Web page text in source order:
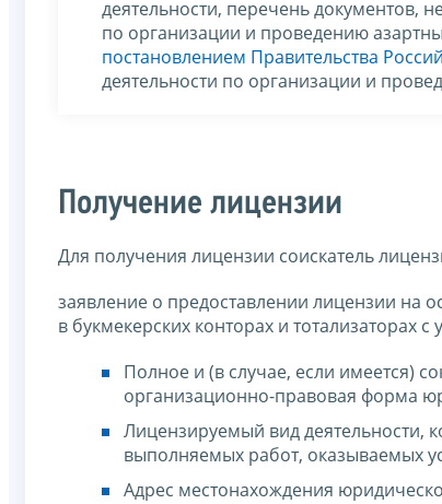
деятельности, перечень документов,
по организации и проведению
постановлением Правительства
деятельности по организации и
Получение лицензии
Для получения лицензии соискатель
заявление о предоставлении лицензии на
в букмекерских конторах и тотализаторах
Полное и (в случае, если имеется)
организационно-правовая форма
Лицензируемый вид деятельности,
выполняемых работ, оказываемых
Адрес местонахождения